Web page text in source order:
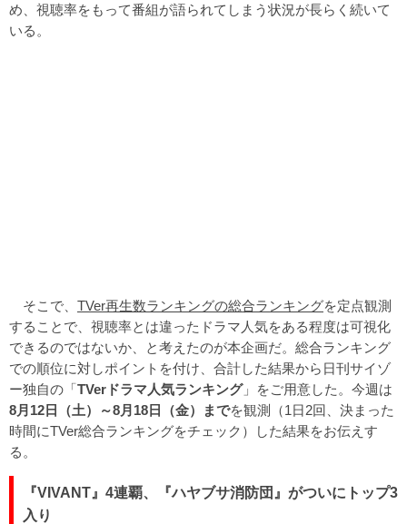
め、視聴率をもって番組が語られてしまう状況が長らく続いて
いる。
そこで、 TVer再生数ランキングの総合ランキングを定点観測
することで、視聴率とは違ったドラマ人気をある程度は可視化
できるのではないか、と考えたのが本企画だ。総合ランキング
での順位に対しポイントを付け、合計した結果から日刊サイゾ
ー独自の「TVerドラマ人気ランキング」をご用意した。今週は
8月12日（土）～8月18 日（金）までを観測（1日2回、決まった
時間にTVer総合ランキングをチェック）した結果をお伝えす
る。
『VIVANT』4連覇、『ハヤブサ消防団』がついにトップ3
入り